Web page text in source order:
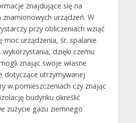
znajdujące się na
znamionowych urządzeń. W
przy obliczeniach wziąć
moc urządzenia, śr. spalanie
wykorzystania, dzięki czemu
znając swoje własne
dotyczące utrzymywanej
w pomieszczeniach czy znając
budynku określić
zużycie gazu ziemnego